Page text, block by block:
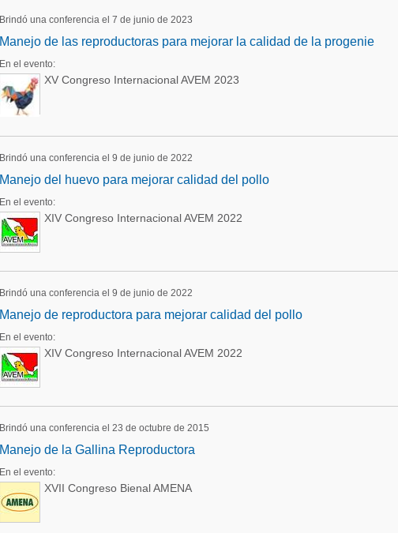
Brindó una conferencia el 7 de junio de 2023
Manejo de las reproductoras para mejorar la calidad de la progenie
En el evento:
XV Congreso Internacional AVEM 2023
Brindó una conferencia el 9 de junio de 2022
Manejo del huevo para mejorar calidad del pollo
En el evento:
XIV Congreso Internacional AVEM 2022
Brindó una conferencia el 9 de junio de 2022
Manejo de reproductora para mejorar calidad del pollo
En el evento:
XIV Congreso Internacional AVEM 2022
Brindó una conferencia el 23 de octubre de 2015
Manejo de la Gallina Reproductora
En el evento:
XVII Congreso Bienal AMENA